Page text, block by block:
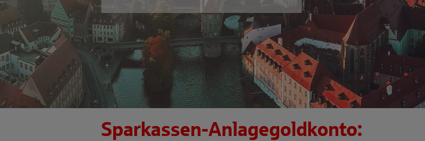
Sparkassen-Anlagegoldkonto: